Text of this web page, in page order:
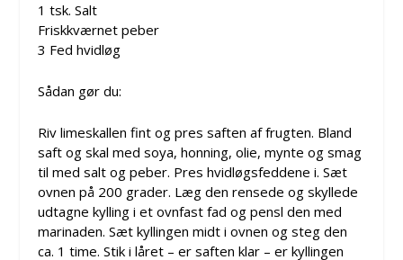
1 tsk. Salt
Friskkværnet peber
3 Fed hvidløg
Sådan gør du:
Riv limeskallen fint og pres saften af frugten. Bland
saft og skal med soya, honning, olie, mynte og smag
til med salt og peber. Pres hvidløgsfeddene i. Sæt
ovnen på 200 grader. Læg den rensede og skyllede
udtagne kylling i et ovnfast fad og pensl den med
marinaden. Sæt kyllingen midt i ovnen og steg den
ca. 1 time. Stik i låret – er saften klar – er kyllingen